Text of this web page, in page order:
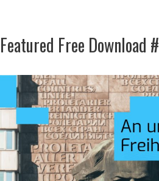
Featured Free Download